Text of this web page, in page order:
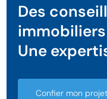
Des
Une
Confier mon